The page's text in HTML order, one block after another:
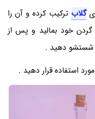
گلاب ترکیب کرده و آن را
خود بمالید و پس از
استفاده قرار دهید .